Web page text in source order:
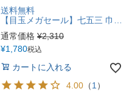
送料無料
【目玉メガセール】七五三 巾着バッグ ポンポンレース巾着 和装アクセサリー TAK
通常価格 ¥2,310
¥1,780税込
カートに入れる
4.00 （1 ）